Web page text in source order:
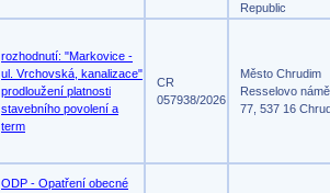
Republic
rozhodnutí: "Markovice -
ul. Vrchovská, kanalizace"
prodloužení platnosti
stavebního povolení a
term
CR
057938/2026
Město Chrudim
Resselovo
77, 537 16
ODP - Opatření obecné